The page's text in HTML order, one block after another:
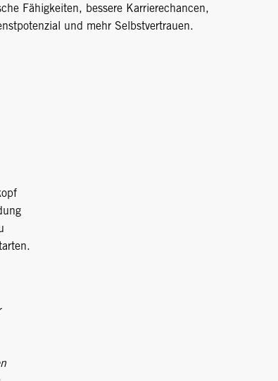
Fähigkeiten, bessere Karrierechancen,
und mehr Selbstvertrauen.